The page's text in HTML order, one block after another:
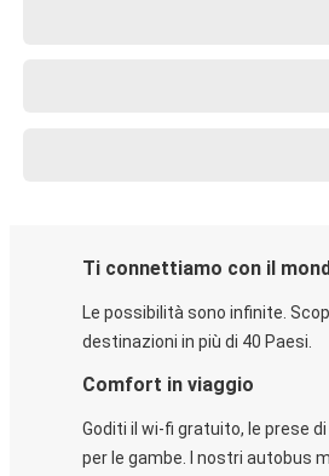
Ti connettiamo con il
Le possibilità sono infinite.
destinazioni in più di 40 Paesi.
Comfort in viaggio
Goditi il wi-fi gratuito, le prese
per le gambe. I nostri autobus